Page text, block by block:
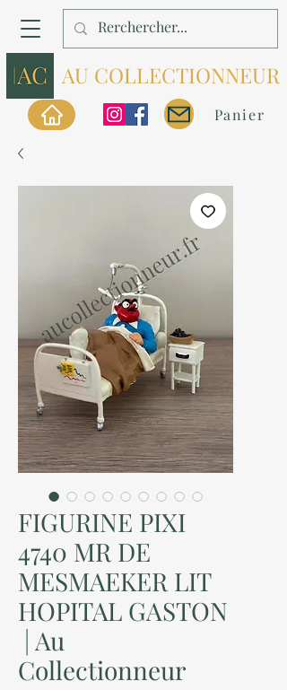
AU COLLECTIONNEUR
Panier
FIGURINE PIXI
4740 MR DE
MESMAEKER LIT
HOPITAL GASTON
| Au
Collectionneur